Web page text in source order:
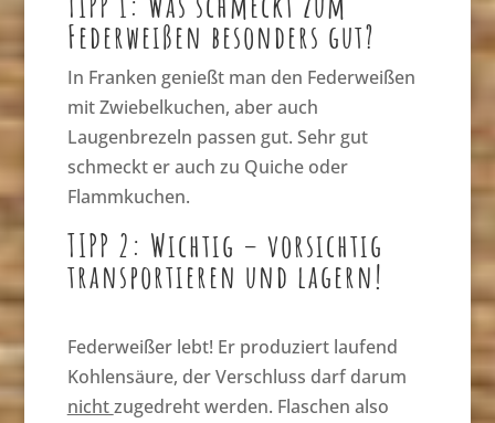
Federweißen besonders gut?
In Franken genießt man den Federweißen
mit Zwiebelkuchen, aber auch
Laugenbrezeln passen gut. Sehr gut
schmeckt er auch zu Quiche oder
Flammkuchen.
TIPP 2: Wichtig – vorsichtig
transportieren und lagern!
Federweißer lebt! Er produziert laufend
Kohlensäure, der Verschluss darf darum
nichtzugedreht werden. Flaschen also